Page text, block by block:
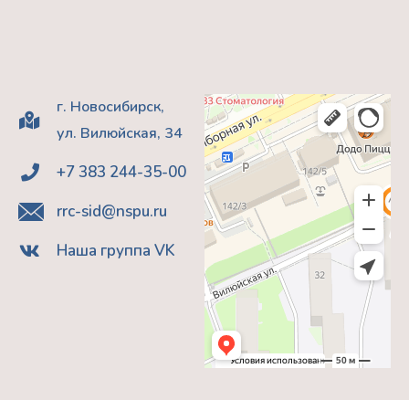
г. Новосибирск,
ул. Вилюйская, 34
+7 383 244-35-00
rrc-sid@nspu.ru
Наша группа VK